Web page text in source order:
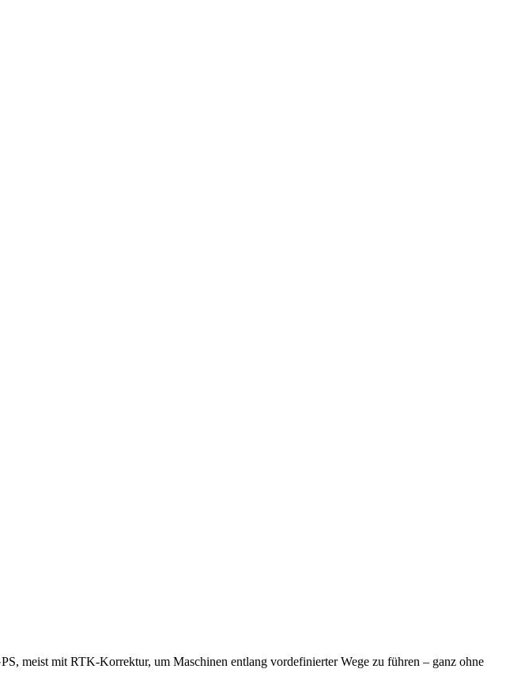
meist mit RTK-Korrektur, um Maschinen entlang vordefinierter Wege zu führen – ganz ohne